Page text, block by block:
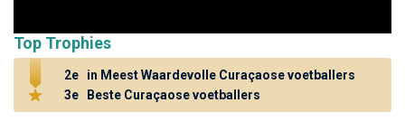
Top Trophies
2e
in Meest Waardevolle Curaçaose voetballers
3e
Beste Curaçaose voetballers